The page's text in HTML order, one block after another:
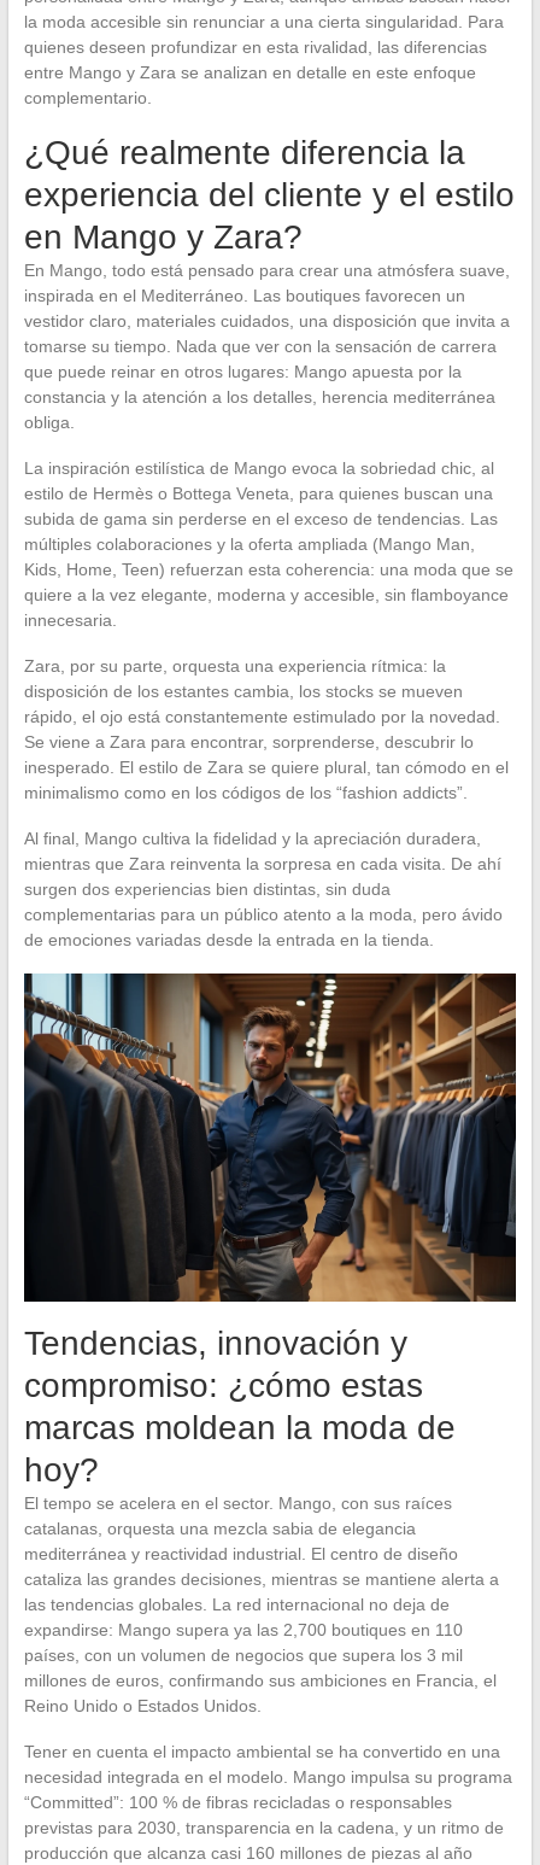
la moda accesible sin renunciar a una cierta singularidad. Para
quienes deseen profundizar en esta rivalidad, las diferencias
entre Mango y Zara se analizan en detalle en este enfoque
complementario.
¿Qué realmente diferencia la
experiencia del cliente y el estilo
en Mango y Zara?
En Mango, todo está pensado para crear una atmósfera suave,
inspirada en el Mediterráneo. Las boutiques favorecen un
vestidor claro, materiales cuidados, una disposición que invita a
tomarse su tiempo. Nada que ver con la sensación de carrera
que puede reinar en otros lugares: Mango apuesta por la
constancia y la atención a los detalles, herencia mediterránea
obliga.
La inspiración estilística de Mango evoca la sobriedad chic, al
estilo de Hermès o Bottega Veneta, para quienes buscan una
subida de gama sin perderse en el exceso de tendencias. Las
múltiples colaboraciones y la oferta ampliada (Mango Man,
Kids, Home, Teen) refuerzan esta coherencia: una moda que se
quiere a la vez elegante, moderna y accesible, sin flamboyance
innecesaria.
Zara, por su parte, orquesta una experiencia rítmica: la
disposición de los estantes cambia, los stocks se mueven
rápido, el ojo está constantemente estimulado por la novedad.
Se viene a Zara para encontrar, sorprenderse, descubrir lo
inesperado. El estilo de Zara se quiere plural, tan cómodo en el
minimalismo como en los códigos de los “fashion addicts”.
Al final, Mango cultiva la fidelidad y la apreciación duradera,
mientras que Zara reinventa la sorpresa en cada visita. De ahí
surgen dos experiencias bien distintas, sin duda
complementarias para un público atento a la moda, pero ávido
de emociones variadas desde la entrada en la tienda.
Tendencias, innovación y
compromiso: ¿cómo estas
marcas moldean la moda de
hoy?
El tempo se acelera en el sector. Mango, con sus raíces
catalanas, orquesta una mezcla sabia de elegancia
mediterránea y reactividad industrial. El centro de diseño
cataliza las grandes decisiones, mientras se mantiene alerta a
las tendencias globales. La red internacional no deja de
expandirse: Mango supera ya las 2,700 boutiques en 110
países, con un volumen de negocios que supera los 3 mil
millones de euros, confirmando sus ambiciones en Francia, el
Reino Unido o Estados Unidos.
Tener en cuenta el impacto ambiental se ha convertido en una
necesidad integrada en el modelo. Mango impulsa su programa
“Committed”: 100 % de fibras recicladas o responsables
previstas para 2030, transparencia en la cadena, y un ritmo de
producción que alcanza casi 160 millones de piezas al año